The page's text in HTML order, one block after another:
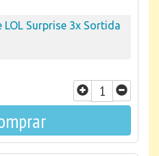
LOL Surprise 3x Sortida